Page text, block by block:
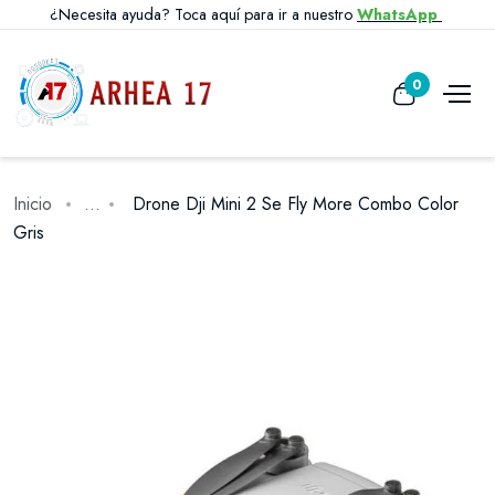
¿Necesita ayuda? Toca aquí para ir a nuestro WhatsApp
0
Inicio ...
Drone Dji Mini 2 Se Fly More Combo Color
Gris